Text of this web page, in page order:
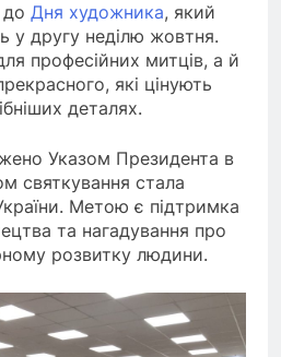
до Дня художника, який
у другу неділю жовтня.
професійних митців, а й
які цінують
деталях.
Указом Президента в
святкування стала
Метою є підтримка
та нагадування про
розвитку людини.